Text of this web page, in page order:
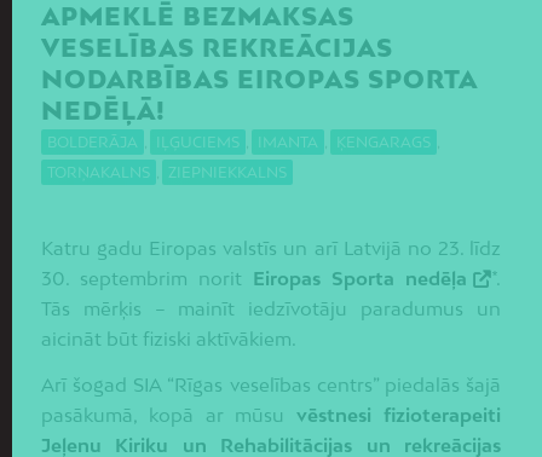
APMEKLĒ BEZMAKSAS
VESELĪBAS REKREĀCIJAS
NODARBĪBAS EIROPAS SPORTA
NEDĒĻĀ!
BOLDERĀJA IĻĢUCIEMS IMANTA ĶENGARAGS
TORŅAKALNS
ZIEPNIEKKALNS
Katru gadu Eiropas valstīs un arī Latvijā no 23. līdz
30. septembrim norit Eiropas Sporta nedēļa
*.
Tās mērķis – mainīt iedzīvotāju paradumus un
aicināt būt fiziski aktīvākiem.
Arī šogad SIA “Rīgas veselības centrs” piedalās šajā
pasākumā, kopā ar mūsuvēstnesi fizioterapeiti
Jeļenu Kiriku un Rehabilitācijas un rekreācijas